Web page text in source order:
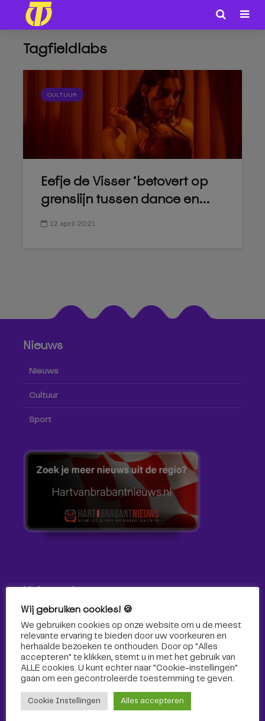
Tagfieldlabs
CULTUUR
Eefje de Visser ‘betovert op
grenslijn tussen dance en...
12 april 2021
Nieuws
Nieuws
Cultuur
Sport
Volg ons!
Volg Omroep Tilburg niet alleen hier, maar ook via social
media!
Wij gebruiken cookies! 🍪
We gebruiken cookies op onze website om u de meest
relevante ervaring te bieden door uw voorkeuren en
herhaalde bezoeken te onthouden. Door op "Alles
accepteren" te klikken, stemt u in met het gebruik van
ALLE cookies. U kunt echter naar "Cookie-instellingen"
gaan om een ​​gecontroleerde toestemming te geven.
Cookie Instellingen Alles accepteren